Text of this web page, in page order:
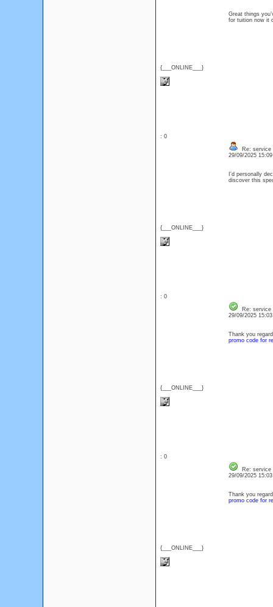
{___ONLINE___}
Great things
for tuition now
: 0
{___ONLINE___}
Re: service
29/09/2025
I'd personally
discover this
: 0
{___ONLINE___}
Re: service
29/09/2025
Thank you
promo code for
: 0
{___ONLINE___}
Re: service
29/09/2025
Thank you
promo code for